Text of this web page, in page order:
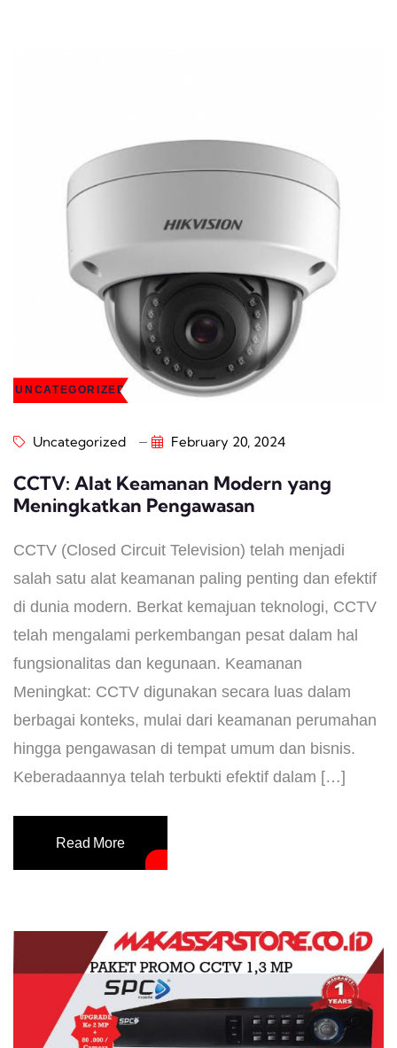
UNCATEGORIZED
Uncategorized February 20, 2024
CCTV: Alat Keamanan Modern yang
Meningkatkan Pengawasan
CCTV (Closed Circuit Television) telah menjadi
salah satu alat keamanan paling penting dan efektif
di dunia modern. Berkat kemajuan teknologi, CCTV
telah mengalami perkembangan pesat dalam hal
fungsionalitas dan kegunaan. Keamanan
Meningkat: CCTV digunakan secara luas dalam
berbagai konteks, mulai dari keamanan perumahan
hingga pengawasan di tempat umum dan bisnis.
Keberadaannya telah terbukti efektif dalam […]
Read More